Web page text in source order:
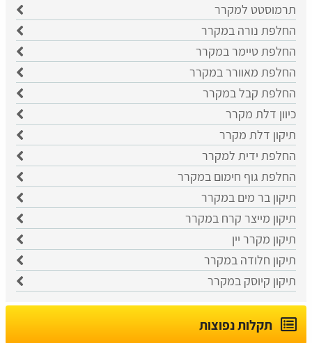
​תרמוסטט למקרר
החלפת נורה במקרר
החלפת טיימר במקרר
החלפת מאוורר במקרר
החלפת קבל במקרר
כיוון דלת מקרר
תיקון דלת מקרר
החלפת ידית למקרר
החלפת גוף חימום במקרר
תיקון בר מים במקרר
תיקון מייצר קרח במקרר
תיקון מקרר יין
תיקון חלודה במקרר
תיקון קיוסק במקרר
תקלות נפוצות